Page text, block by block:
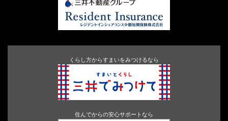
くらし方からすまいをみつけるなら
住んでからの安心サポートなら